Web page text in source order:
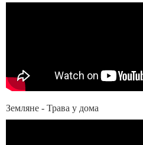
Земляне - Трава у дома